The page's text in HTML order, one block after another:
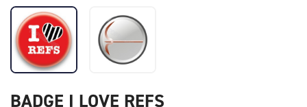
BADGE I LOVE REFS